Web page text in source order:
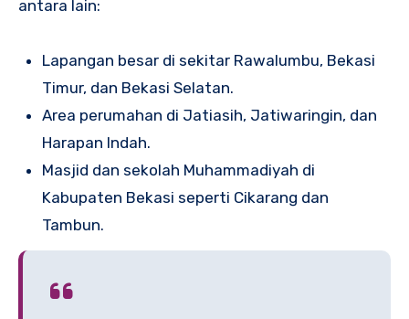
antara lain:
Lapangan besar di sekitar Rawalumbu, Bekasi
Timur, dan Bekasi Selatan.
Area perumahan di Jatiasih, Jatiwaringin, dan
Harapan Indah.
Masjid dan sekolah Muhammadiyah di
Kabupaten Bekasi seperti Cikarang dan
Tambun.